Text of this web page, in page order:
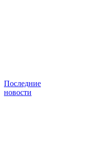
Последние
новости